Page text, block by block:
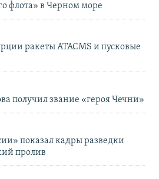
флота» в Черном море
ракеты ATACMS и пусковые
получил звание «героя Чечни»
показал кадры разведки
пролив